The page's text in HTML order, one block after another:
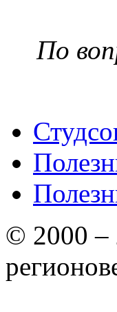
По
© 2000 –